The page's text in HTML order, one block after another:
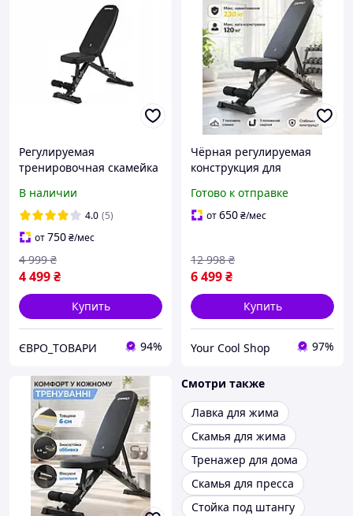
Регулируемая
тренировочная скамейка
В наличии
4.0 (5)
от750₴/мес
4 499₴
4 999 ₴
Купить
ЄВРО_ТОВАРИ 94%
Чёрная регулируемая
конструкция для
на верхнюю часть тела с
несколькими вариантами
Готово к отправке
от650₴/мес
6 499₴
12 998 ₴
Купить
Your Cool Shop 97%
Смотри также
Лавка для жима
Скамья для жима
Тренажер для дома
Скамья для пресса
Стойка под штангу